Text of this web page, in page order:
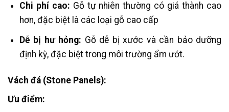
Chi phí cao: Gỗ tự nhiên thường có giá thành cao
hơn, đặc biệt là các loại gỗ cao cấp​
Dễ bị hư hỏng: Gỗ dễ bị xước và cần bảo dưỡng
định kỳ, đặc biệt trong môi trường ẩm ướt.
Vách đá (Stone Panels):
Ưu điểm: